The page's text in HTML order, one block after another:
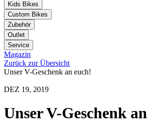
Kids Bikes
Custom Bikes
Zubehör
Outlet
Service
Magazin
Zurück zur Übersicht
Unser V-Geschenk an euch!
DEZ 19, 2019
Unser V-Geschenk an